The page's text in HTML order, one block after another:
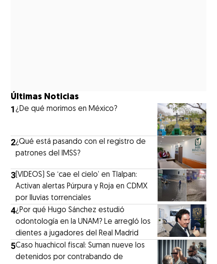
Últimas Noticias
1¿De qué morimos en México?
2¿Qué está pasando con el registro de
patrones del IMSS?
3 (VIDEOS) Se ‘cae el cielo’ en Tlalpan:
Activan alertas Púrpura y Roja en CDMX
por lluvias torrenciales
4¿Por qué Hugo Sánchez estudió
odontología en la UNAM? Le arregló los
dientes a jugadores del Real Madrid
5Caso huachicol fiscal: Suman nueve los
detenidos por contrabando de